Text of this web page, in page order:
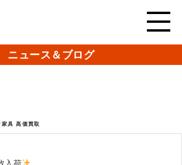
ニュース＆ブログ
具 高価買取
入荷